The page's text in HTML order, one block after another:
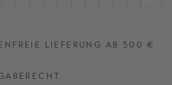
LIEFERUNG AB 500 €